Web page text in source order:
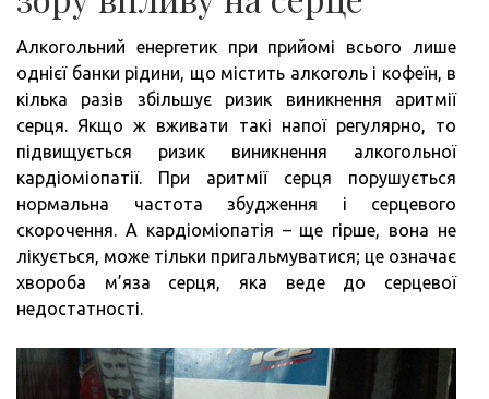
Алкогольний енергетик при прийомі всього лише
однієї банки рідини, що містить алкоголь і кофеїн, в
кілька разів збільшує ризик виникнення аритмії
серця. Якщо ж вживати такі напої регулярно, то
підвищується ризик виникнення алкогольної
кардіоміопатії. При аритмії серця порушується
нормальна частота збудження і серцевого
скорочення. А кардіоміопатія – ще гірше, вона не
лікується, може тільки пригальмуватися; це означає
хвороба м’яза серця, яка веде до серцевої
недостатності.